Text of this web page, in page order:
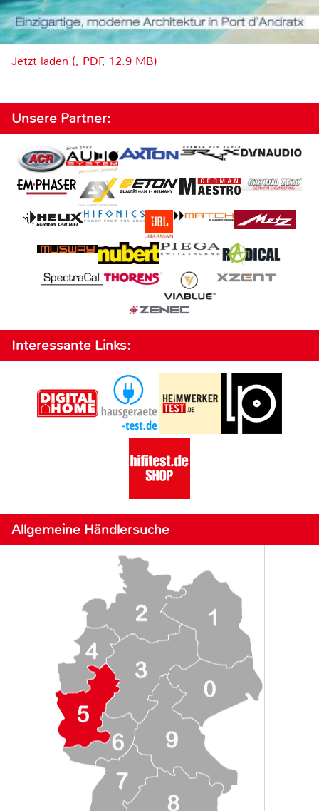
Jetzt laden (, PDF, 12.9 MB)
Unsere Partner:
Interessante Links:
Allgemeine Händlersuche